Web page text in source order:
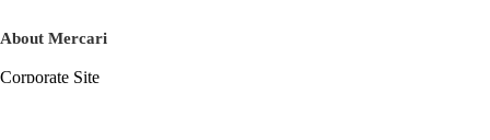
About Mercari
Corporate Site